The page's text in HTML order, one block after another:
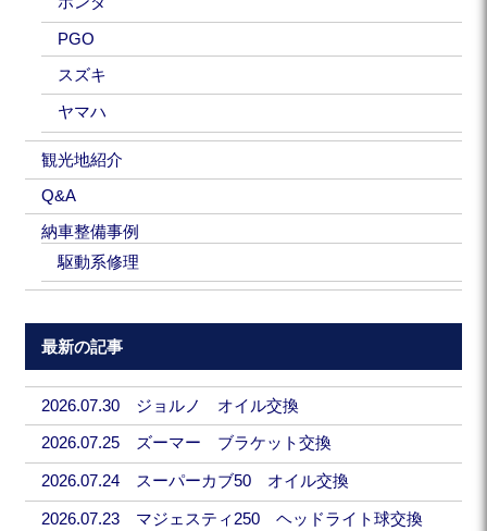
PGO
スズキ
ヤマハ
観光地紹介
Q&A
納車整備事例
駆動系修理
最新の記事
2026.07.30 ジョルノ オイル交換
2026.07.25 ズーマー ブラケット交換
2026.07.24 スーパーカブ50 オイル交換
2026.07.23 マジェスティ250 ヘッドライト球交換